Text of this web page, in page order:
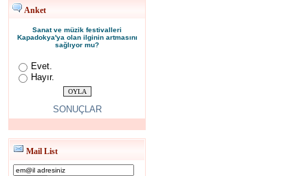
Anket
Sanat ve müzik festivalleri
Kapadokya'ya olan ilginin artmasını
sağlıyor mu?
Evet.
Hayır.
SONUÇLAR
Mail List